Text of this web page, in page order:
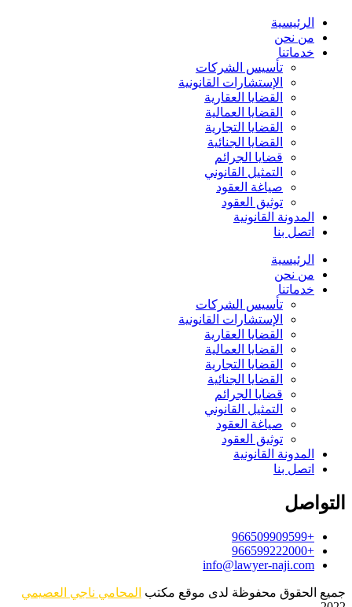
الرئيسية
من نحن
خدماتنا
تأسيس الشركات
الإستشارات القانونية
القضايا العقارية
القضايا العمالية
القضايا التجارية
القضايا الجنائية
قضايا الجرائم
التمثيل القانوني
صياغة العقود
توثيق العقود
المدونة القانونية
اتصل بنا
الرئيسية
من نحن
خدماتنا
تأسيس الشركات
الإستشارات القانونية
القضايا العقارية
القضايا العمالية
القضايا التجارية
القضايا الجنائية
قضايا الجرائم
التمثيل القانوني
صياغة العقود
توثيق العقود
المدونة القانونية
اتصل بنا
التواصل
+966509909599
+966599222000
info@lawyer-naji.com
جميع الحقوق محفوظة لدى موقع مكتب المحامي ناجي العصيمي